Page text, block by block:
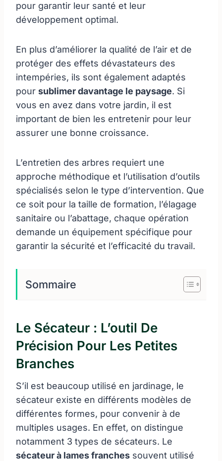
pour garantir leur santé et leur
développement optimal.
En plus d’améliorer la qualité de l’air et de
protéger des effets dévastateurs des
intempéries, ils sont également adaptés
pour sublimer davantage le paysage. Si
vous en avez dans votre jardin, il est
important de bien les entretenir pour leur
assurer une bonne croissance.
L’entretien des arbres requiert une
approche méthodique et l’utilisation d’outils
spécialisés selon le type d’intervention. Que
ce soit pour la taille de formation, l’élagage
sanitaire ou l’abattage, chaque opération
demande un équipement spécifique pour
garantir la sécurité et l’efficacité du travail.
Sommaire
Le Sécateur : L’outil De
Précision Pour Les Petites
Branches
S’il est beaucoup utilisé en jardinage, le
sécateur existe en différents modèles de
différentes formes, pour convenir à de
multiples usages. En effet, on distingue
notamment 3 types de sécateurs. Le
sécateur à lames franches souvent utilisé